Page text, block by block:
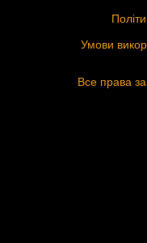
Умови
Все права